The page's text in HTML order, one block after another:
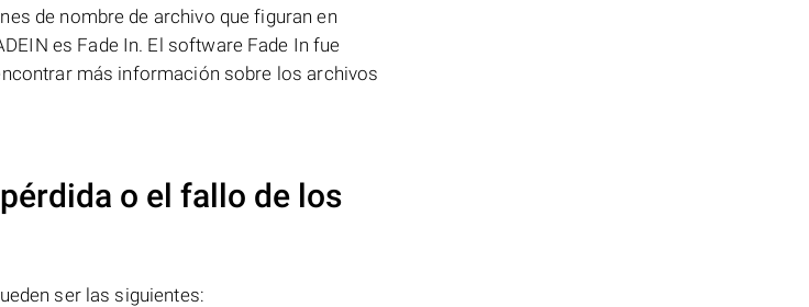
de nombre de archivo que figuran en
es Fade In. El software Fade In fue
más información sobre los archivos
o el fallo de los
ser las siguientes: